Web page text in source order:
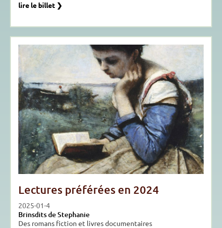
lire le billet ❯
Lectures préférées en 2024
2025-01-4
Brinsdits de Stephanie
Des romans fiction et livres documentaires